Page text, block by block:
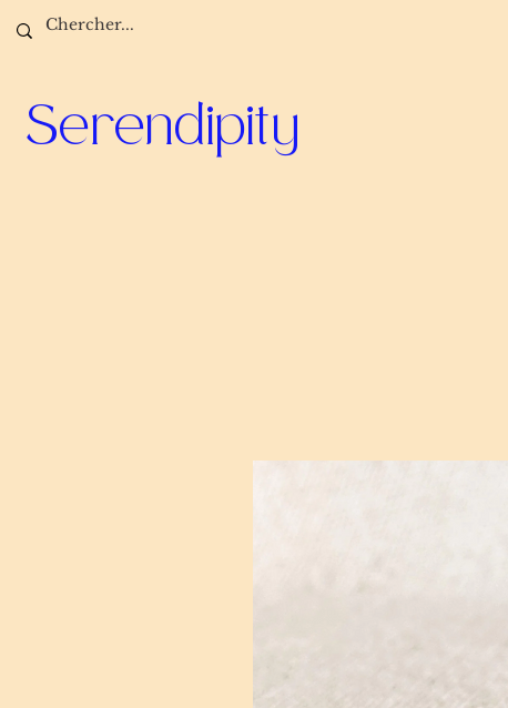
Serendipity